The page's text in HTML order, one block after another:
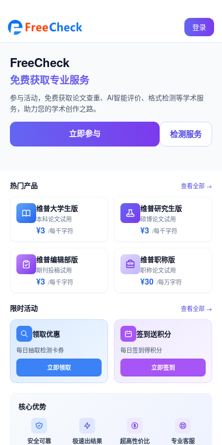
登录
FreeCheck
免费获取专业服务
参与活动，免费获取论文查重、AI智能评价、格式检测等学术服
务，助力您的学术创作之路。
立即参与 检测服务
热门产品 查看全部 →
维普大学生版
本科论文试用
¥3 /每千字符
维普研究生版
硕博论文试用
¥3 /每千字符
维普编辑部版
期刊投稿试用
¥3 /每千字符
维普职称版
职称论文试用
¥30 /每万字符
限时活动 查看全部 →
领取优惠
每日抽取检测卡券
立即领取
签到送积分
每日签到得积分
立即签到
核心优势
安全可靠 极速出结果 超高性价比 专业客服